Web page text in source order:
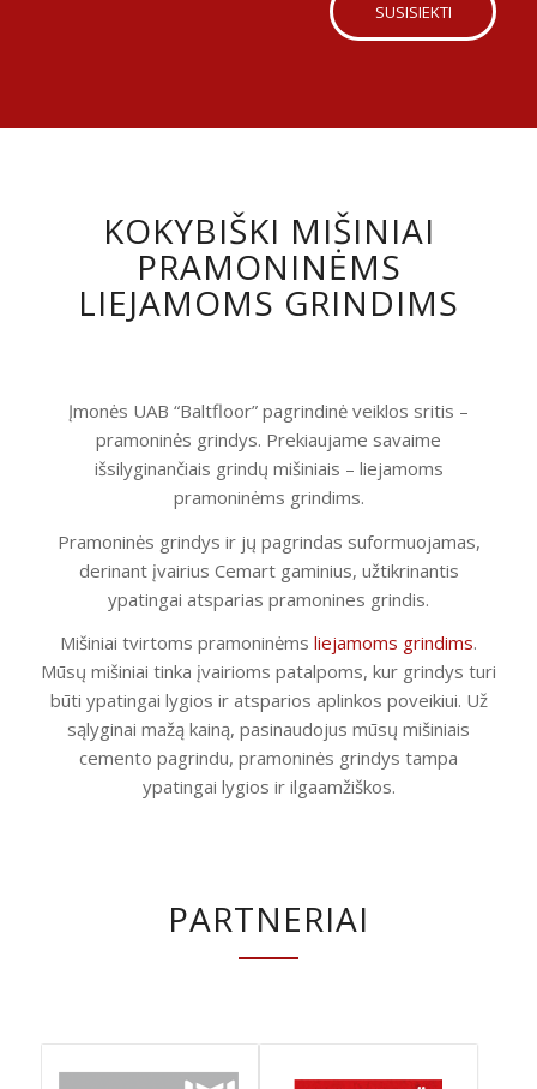
SUSISIEKTI
KOKYBIŠKI MIŠINIAI
PRAMONINĖMS
LIEJAMOMS GRINDIMS
Įmonės UAB “Baltfloor” pagrindinė veiklos sritis –
pramoninės grindys. Prekiaujame savaime
išsilyginančiais grindų mišiniais – liejamoms
pramoninėms grindims.
Pramoninės grindys ir jų pagrindas suformuojamas,
derinant įvairius Cemart gaminius, užtikrinantis
ypatingai atsparias pramonines grindis.
Mišiniai tvirtoms pramoninėms liejamoms grindims.
Mūsų mišiniai tinka įvairioms patalpoms, kur grindys turi
būti ypatingai lygios ir atsparios aplinkos poveikiui. Už
sąlyginai mažą kainą, pasinaudojus mūsų mišiniais
cemento pagrindu, pramoninės grindys tampa
ypatingai lygios ir ilgaamžiškos.
PARTNERIAI